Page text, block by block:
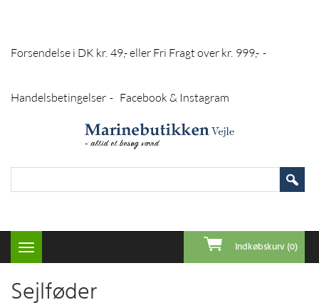
Forsendelse i DK kr. 49,- eller Fri Fragt over kr. 999,- -
Handelsbetingelser - Facebook & Instagram
Toggle
navigation
Indkøbskurv (0)
Sejlføder